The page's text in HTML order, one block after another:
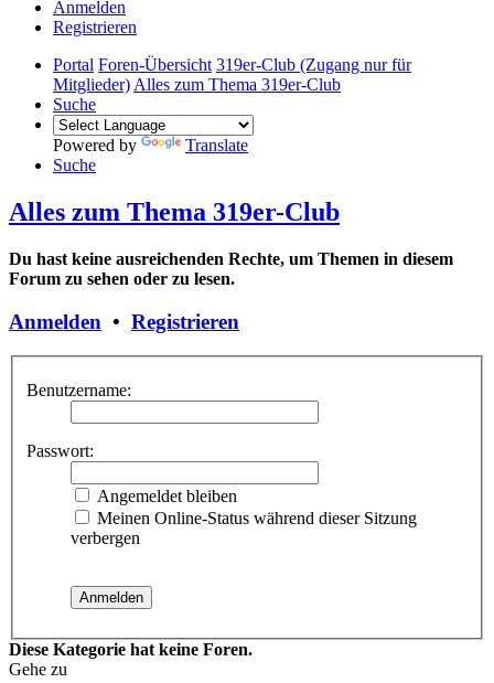
Anmelden
Registrieren
Portal Foren-Übersicht 319er-Club (Zugang nur für
Mitglieder) Alles zum Thema 319er-Club
Suche
Powered by
Translate
Suche
Alles zum Thema 319er-Club
Du hast keine ausreichenden Rechte, um Themen in diesem
Forum zu sehen oder zu lesen.
Anmelden • Registrieren
Benutzername:
Passwort:
Angemeldet bleiben
Meinen Online-Status während dieser Sitzung
verbergen
Diese Kategorie hat keine Foren.
Gehe zu